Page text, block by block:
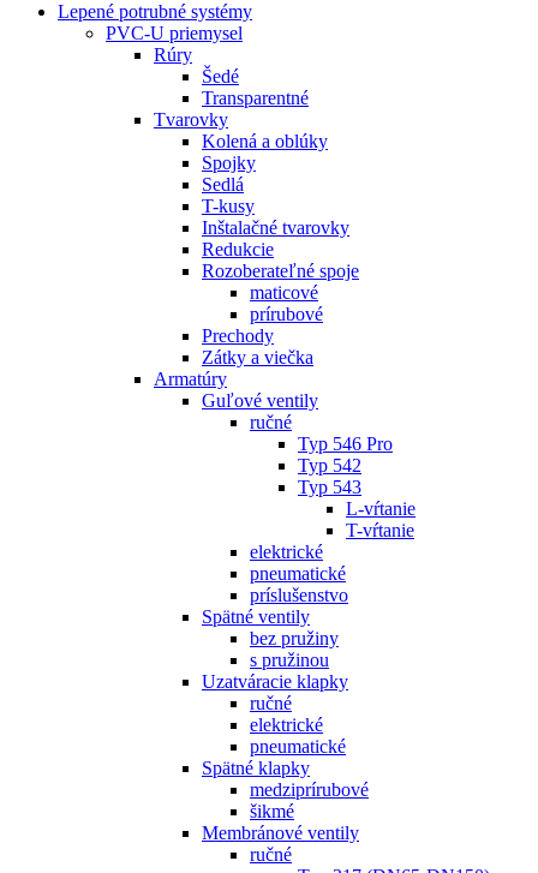
Lepené potrubné systémy
PVC-U priemysel
Rúry
Šedé
Transparentné
Tvarovky
Kolená a oblúky
Spojky
Sedlá
T-kusy
Inštalačné tvarovky
Redukcie
Rozoberateľné spoje
maticové
prírubové
Prechody
Zátky a viečka
Armatúry
Guľové ventily
ručné
Typ 546 Pro
Typ 542
Typ 543
L-vŕtanie
T-vŕtanie
elektrické
pneumatické
príslušenstvo
Spätné ventily
bez pružiny
s pružinou
Uzatváracie klapky
ručné
elektrické
pneumatické
Spätné klapky
medziprírubové
šikmé
Membránové ventily
ručné